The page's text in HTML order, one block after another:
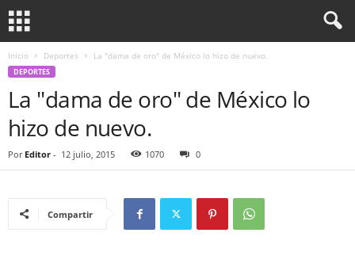
Inicio Deportes La "dama de oro" de México lo hizo de nuevo.
DEPORTES
La "dama de oro" de México lo
hizo de nuevo.
Por Editor - 12 julio, 2015 1070 0
Compartir